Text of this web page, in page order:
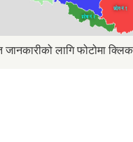
जानकारीको लागि फोटोमा क्लिक